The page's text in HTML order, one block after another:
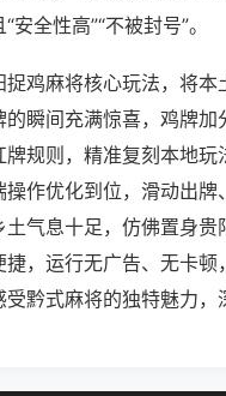
全性高”“不被封号”。
鸡麻将核心玩法，将本
瞬间充满惊喜，鸡牌
规则，精准复刻本地
作优化到位，滑动出
气息十足，仿佛置身
，运行无广告、无卡
黔式麻将的独特魅力，